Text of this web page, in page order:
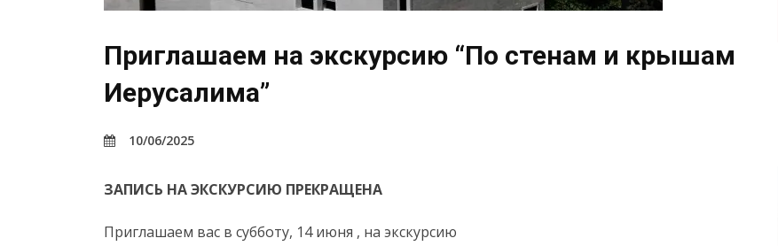
Приглашаем на экскурсию “По стенам и крышам
Иерусалима”
10/06/2025
ЗАПИСЬ НА ЭКСКУРСИЮ ПРЕКРАЩЕНА
Приглашаем вас в субботу, 14 июня , на экскурсию